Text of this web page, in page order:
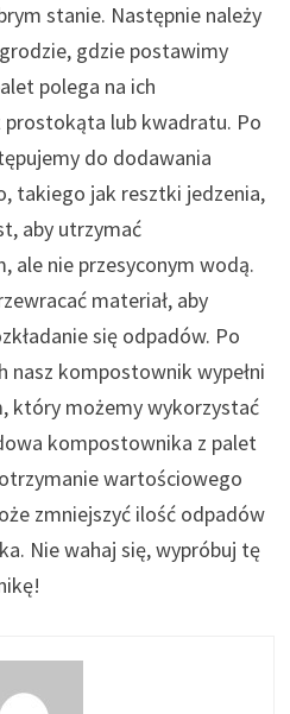
stanie. Następnie należy
gdzie postawimy
polega na ich
lub kwadratu. Po
do dodawania
takiego jak resztki jedzenia,
aby utrzymać
nie przesyconym wodą.
materiał, aby
się odpadów. Po
nasz kompostownik wypełni
który możemy wykorzystać
kompostownika z palet
wartościowego
zmniejszyć ilość odpadów
Nie wahaj się, wypróbuj tę